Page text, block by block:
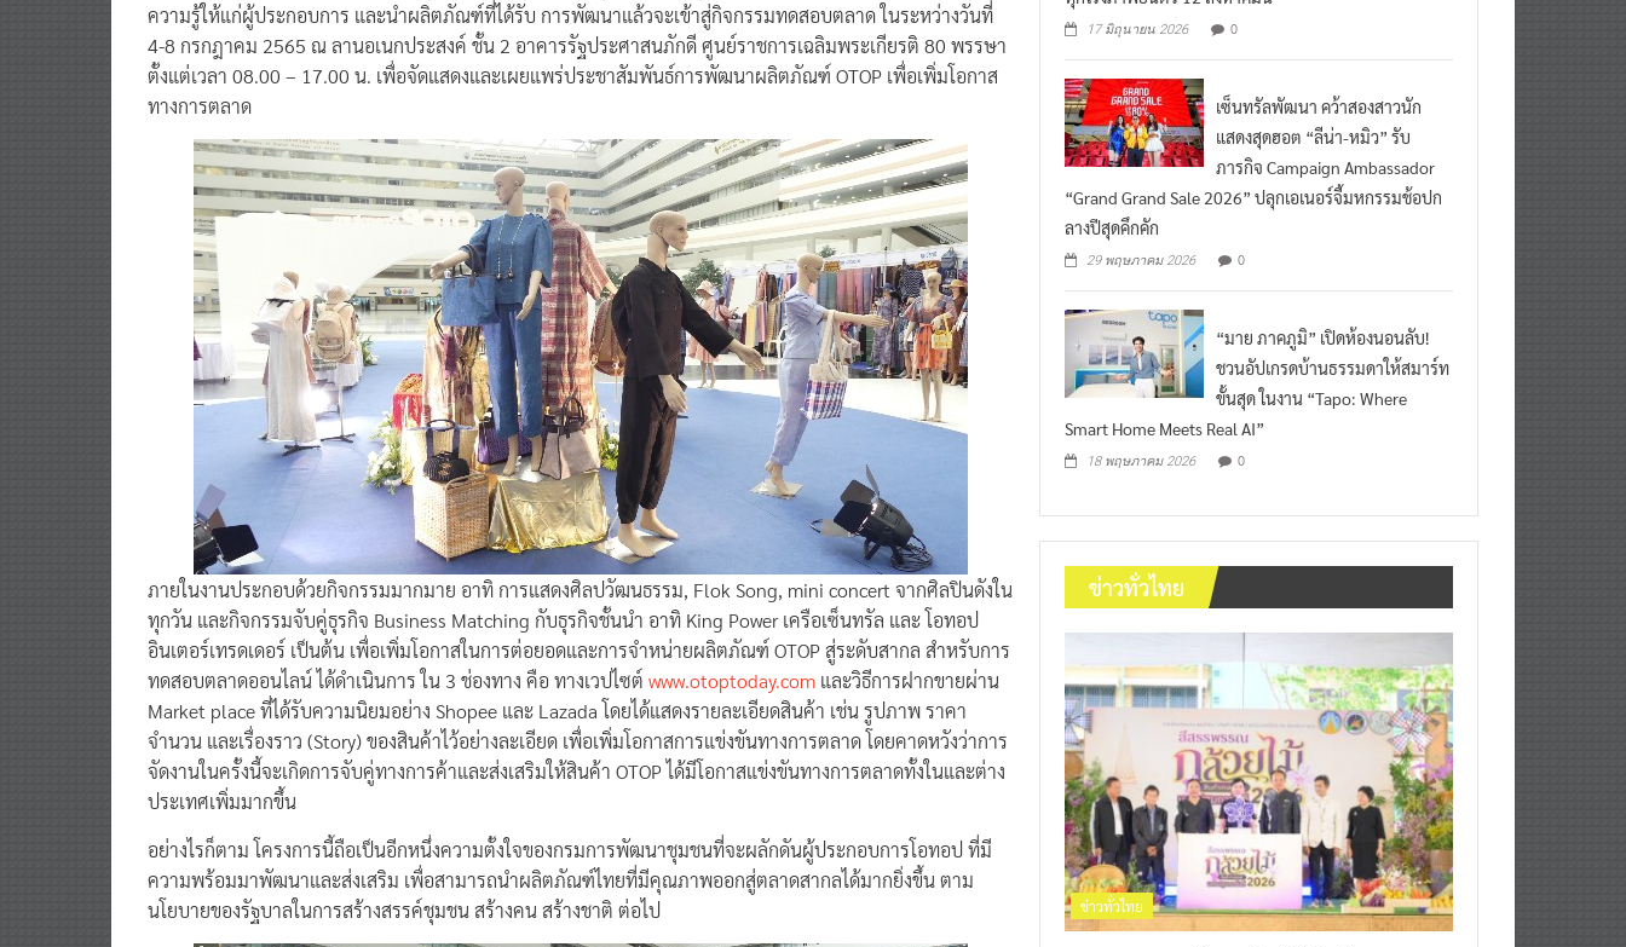
ความรู้ให้แก่ผู้ประกอบการ และนำผลิตภัณฑ์ที่ได้รับ การพัฒนาแล้วจะเข้าสู่กิจกรรมทดสอบตลาด ในระหว่างวันที่
4-8 กรกฎาคม 2565 ณ ลานอเนกประสงค์ ชั้น 2 อาคารรัฐประศาสนภักดี ศูนย์ราชการเฉลิมพระเกียรติ 80 พรรษา
ตั้งแต่เวลา 08.00 – 17.00 น. เพื่อจัดแสดงและเผยแพร่ประชาสัมพันธ์การพัฒนาผลิตภัณฑ์ OTOP เพื่อเพิ่มโอกาส
ทางการตลาด
ภายในงานประกอบด้วยกิจกรรมมากมาย อาทิ การแสดงศิลปวัฒนธรรม, Flok Song, mini concert จากศิลปินดังใน
ทุกวัน และกิจกรรมจับคู่ธุรกิจ Business Matching กับธุรกิจชั้นนำ อาทิ King Power เครือเซ็นทรัล และ โอทอป
อินเตอร์เทรดเดอร์ เป็นต้น เพื่อเพิ่มโอกาสในการต่อยอดและการจำหน่ายผลิตภัณฑ์ OTOP สู่ระดับสากล สำหรับการ
ทดสอบตลาดออนไลน์ ได้ดำเนินการ ใน 3 ช่องทาง คือ ทางเวปไซต์ www.otoptoday.com และวิธีการฝากขายผ่าน
Market place ที่ได้รับความนิยมอย่าง Shopee และ Lazada โดยได้แสดงรายละเอียดสินค้า เช่น รูปภาพ ราคา
จำนวน และเรื่องราว (Story) ของสินค้าไว้อย่างละเอียด เพื่อเพิ่มโอกาสการแข่งขันทางการตลาด โดยคาดหวังว่าการ
จัดงานในครั้งนี้จะเกิดการจับคู่ทางการค้าและส่งเสริมให้สินค้า OTOP ได้มีโอกาสแข่งขันทางการตลาดทั้งในและต่าง
ประเทศเพิ่มมากขึ้น
อย่างไรก็ตาม โครงการนี้ถือเป็นอีกหนึ่งความตั้งใจของกรมการพัฒนาชุมชนที่จะผลักดันผู้ประกอบการโอทอป ที่มี
ความพร้อมมาพัฒนาและส่งเสริม เพื่อสามารถนำผลิตภัณฑ์ไทยที่มีคุณภาพออกสู่ตลาดสากลได้มากยิ่งขึ้น ตาม
นโยบายของรัฐบาลในการสร้างสรรค์ชุมชน สร้างคน สร้างชาติ ต่อไป
17 มิถุนายน 2026 0
เซ็นทรัลพัฒนา คว้าสองสาวนัก
แสดงสุดฮอต “ลีน่า-หมิว” รับ
ภารกิจ Campaign Ambassador
“Grand Grand Sale 2026” ปลุกเอเนอร์จี้มหกรรมช้อปก
ลางปีสุดคึกคัก
29 พฤษภาคม 2026 0
“มาย ภาคภูมิ” เปิดห้องนอนลับ!
ชวนอัปเกรดบ้านธรรมดาให้สมาร์ท
ขั้นสุด ในงาน “Tapo: Where
Smart Home Meets Real AI”
18 พฤษภาคม 2026 0
ข่าวทั่วไทย
ข่าวทั่วไทย